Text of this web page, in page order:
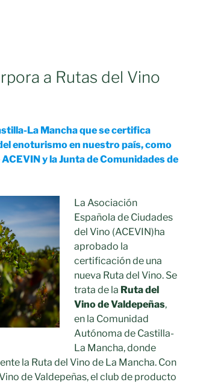
a Rutas del Vino
La Mancha que se certifica
enoturismo en nuestro país, como
y la Junta de Comunidades de
La Asociación
Española de Ciudades
del Vino (ACEVIN)ha
aprobado la
certificación de una
nueva Ruta del Vino. Se
trata de la Ruta del
Vino de Valdepeñas,
en la Comunidad
Autónoma de Castilla-
La Mancha, donde
la Ruta del Vino de La Mancha. Con
de Valdepeñas, el club de producto